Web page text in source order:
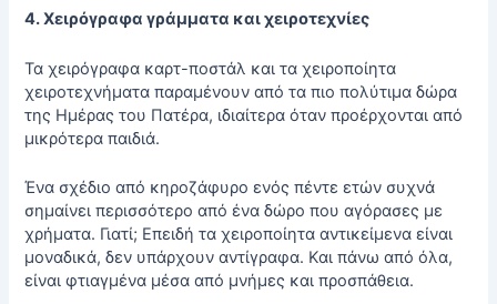
4. Χειρόγραφα γράμματα και χειροτεχνίες
Τα χειρόγραφα καρτ-ποστάλ και τα χειροποίητα
χειροτεχνήματα παραμένουν από τα πιο πολύτιμα δώρα
της Ημέρας του Πατέρα, ιδιαίτερα όταν προέρχονται από
μικρότερα παιδιά.
Ένα σχέδιο από κηροζάφυρο ενός πέντε ετών συχνά
σημαίνει περισσότερο από ένα δώρο που αγόρασες με
χρήματα. Γιατί; Επειδή τα χειροποίητα αντικείμενα είναι
μοναδικά, δεν υπάρχουν αντίγραφα. Και πάνω από όλα,
είναι φτιαγμένα μέσα από μνήμες και προσπάθεια.